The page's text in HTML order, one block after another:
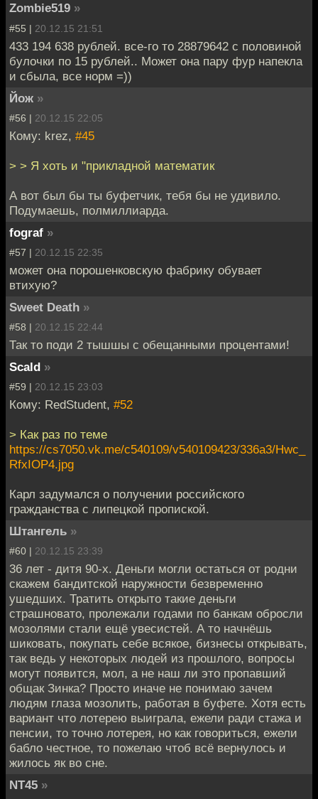
Zombie519 »
#55 | 20.12.15 21:51
433 194 638 рублей. все-го то 28879642 с половиной
булочки по 15 рублей.. Может она пару фур напекла
и сбыла, все норм =))
Йож »
#56 | 20.12.15 22:05
Кому: krez, #45
> > Я хоть и "прикладной математик
А вот был бы ты буфетчик, тебя бы не удивило.
Подумаешь, полмиллиарда.
fograf »
#57 | 20.12.15 22:35
может она порошенковскую фабрику обувает
втихую?
Sweet Death »
#58 | 20.12.15 22:44
Так то поди 2 тышшы с обещанными процентами!
Scald »
#59 | 20.12.15 23:03
Кому: RedStudent, #52
> Как раз по теме
https://cs7050.vk.me/c540109/v540109423/336a3/Hwc_
RfxIOP4.jpg
Карл задумался о получении российского
гражданства с липецкой пропиской.
Штангель »
#60 | 20.12.15 23:39
36 лет - дитя 90-х. Деньги могли остаться от родни
скажем бандитской наружности безвременно
ушедших. Тратить открыто такие деньги
страшновато, пролежали годами по банкам обросли
мозолями стали ещё увесистей. А то начнёшь
шиковать, покупать себе всякое, бизнесы открывать,
так ведь у некоторых людей из прошлого, вопросы
могут появится, мол, а не наш ли это пропавший
общак Зинка? Просто иначе не понимаю зачем
людям глаза мозолить, работая в буфете. Хотя есть
вариант что лотерею выиграла, ежели ради стажа и
пенсии, то точно лотерея, но как говориться, ежели
бабло честное, то пожелаю чтоб всё вернулось и
жилось як во сне.
NT45 »